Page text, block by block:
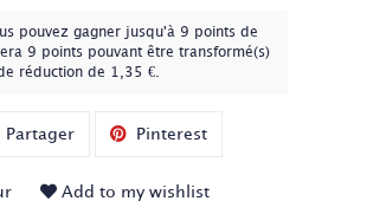
pouvez gagner jusqu'à 9 points de
9 pointspouvant être transformé(s)
réduction de 1,35 €
Partager Pinterest
Add to my wishlist